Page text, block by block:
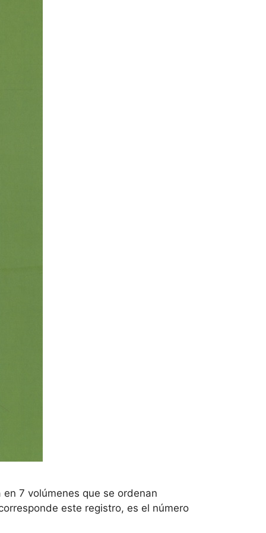
7 volúmenes que se ordenan
este registro, es el número